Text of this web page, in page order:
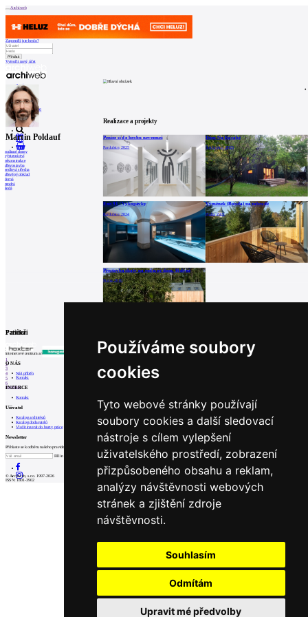
Používáme soubory
cookies
Tyto webové stránky používají
soubory cookies a další sledovací
nástroje s cílem vylepšení
uživatelského prostředí, zobrazení
přizpůsobeného obsahu a reklam,
analýzy návštěvnosti webových
stránek a zjištění zdroje
návštěvnosti.
Souhlasím
Odmítám
Upravit mé předvolby
Archiweb
Zapoměli jste heslo?
Vytvořit nový účet
Zprávy
Architekti
Katalog
E-shop
Burza práce 146
en
0
Martin Poldauf
rodinné domy
výstavnictví
rekonstrukce
dřevostavba
sedlová střecha
dřevěný obklad
černá
modrá
šedá
Realizace a projekty
Peníze si do hrobu nevezmeš
Pardubice, 2025
Dům Na Kocábě
Štěchovice, 2025
Exit 91 / Vykopávky
Pardubice, 2024
Výměnek (Bouda) na zahradě
Praha, 2021
Přestavba chaty na rodinný dům, Holyně
Praha, 2016
Partneři
1
2
3
4
5
6
PrevNext
Patička
internetové centrum architektury
O NÁS
Náš příběh
Kontakt
INZERCE
Kontakt
Uživatel
Katalog architektů
Katalog dodavatelů
Vložit inzerát do burzy práce
Newsletter
Přihlaste se k odběru našeho pravidelného týdenního newsletteru:
Fill in „nospam“
© Archiweb, s.r.o. 1997-2026
ISSN: 1801-3902